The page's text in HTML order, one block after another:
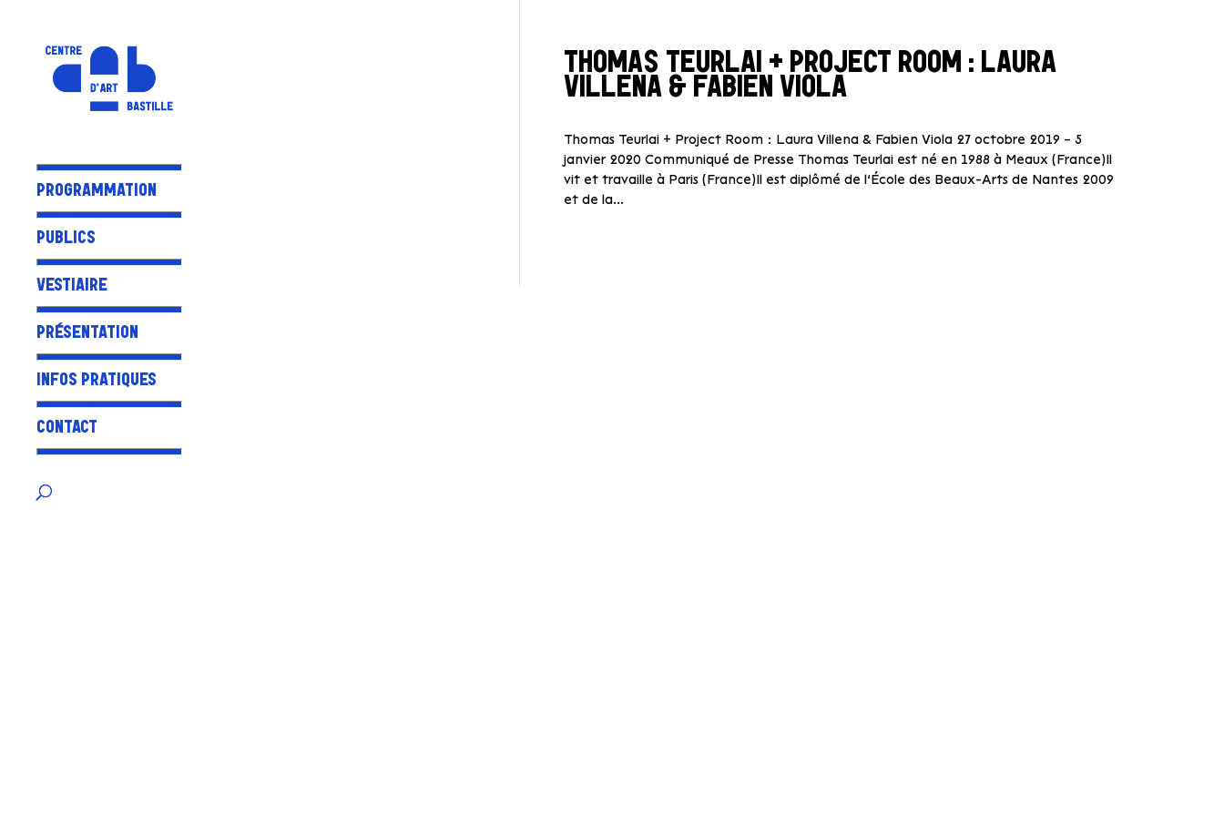
PROGRAMMATION
PUBLICS
VESTIAIRE
PRÉSENTATION
INFOS PRATIQUES
CONTACT
THOMAS TEURLAI + PROJECT ROOM : LAURA
VILLENA & FABIEN VIOLA
Thomas Teurlai + Project Room : Laura Villena & Fabien Viola 27 octobre 2019 – 5
janvier 2020 Communiqué de Presse Thomas Teurlai est né en 1988 à Meaux (France)Il
vit et travaille à Paris (France)Il est diplômé de l’École des Beaux-Arts de Nantes 2009
et de la...